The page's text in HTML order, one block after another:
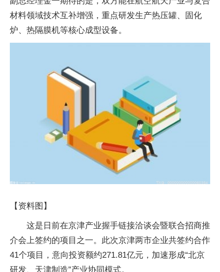
材料领域技术互补增强，重点研发生产热压罐、固化
炉、热隔膜机等核心成型设备。
【资料图】
这是日前在京津产业握手链接洽谈会暨联合招商推
介会上签约的项目之一。此次京津两市企业共签约合作
41个项目，意向投资额约271.81亿元，加速形成“北京
研发、天津制造”产业协同模式。